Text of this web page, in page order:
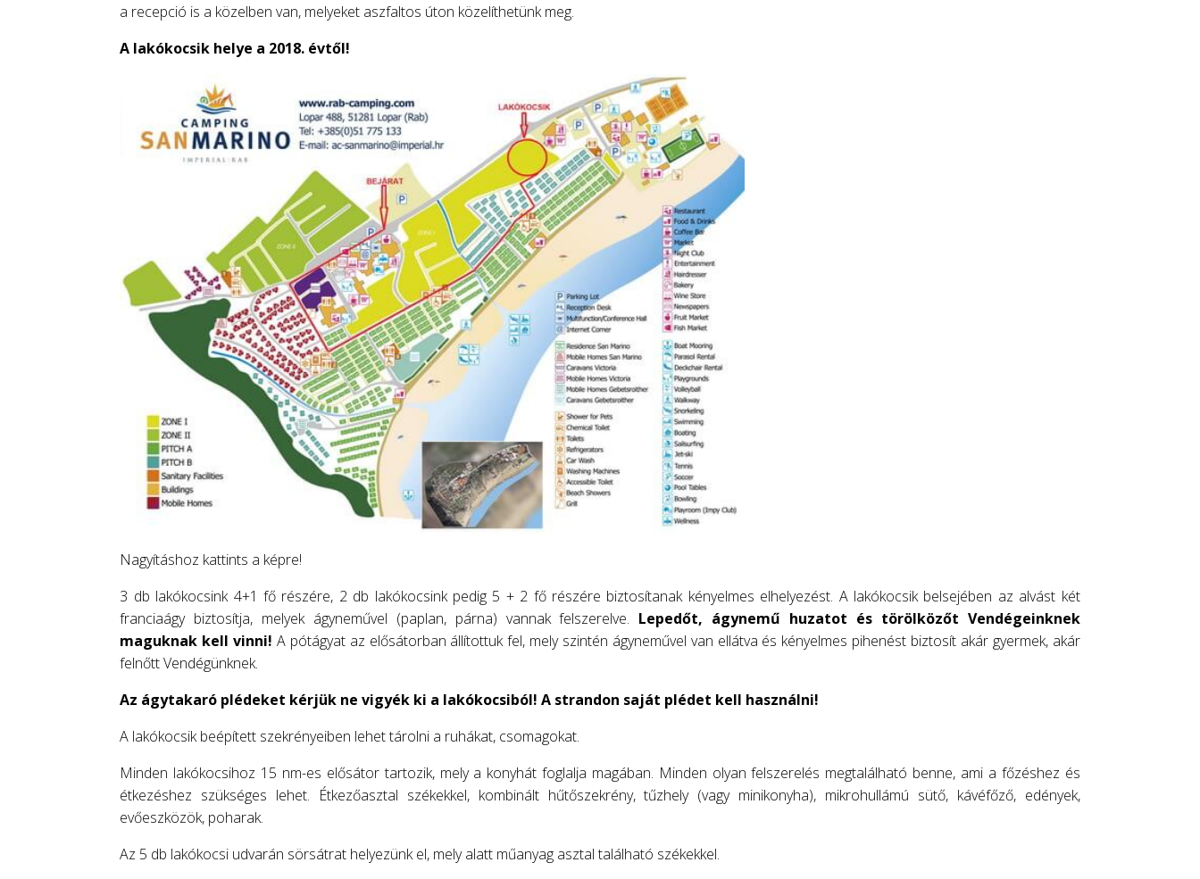
a recepció is a közelben van, melyeket aszfaltos úton közelíthetünk meg.
A lakókocsik helye a 2018. évtől!
Nagyításhoz kattints a képre!
3 db lakókocsink 4+1 fő részére, 2 db lakókocsink pedig 5 + 2 fő részére biztosítanak kényelmes elhelyezést. A lakókocsik belsejében az alvást két
franciaágy biztosítja, melyek ágyneművel (paplan, párna) vannak felszerelve. Lepedőt, ágynemű huzatot és törölközőt Vendégeinknek
maguknak kell vinni! A pótágyat az elősátorban állítottuk fel, mely szintén ágyneművel van ellátva és kényelmes pihenést biztosít akár gyermek, akár
felnőtt Vendégünknek.
Az ágytakaró plédeket kérjük ne vigyék ki a lakókocsiból! A strandon saját plédet kell használni!
A lakókocsik beépített szekrényeiben lehet tárolni a ruhákat, csomagokat.
Minden lakókocsihoz 15 nm-es elősátor tartozik, mely a konyhát foglalja magában. Minden olyan felszerelés megtalálható benne, ami a főzéshez és
étkezéshez szükséges lehet. Étkezőasztal székekkel, kombinált hűtőszekrény, tűzhely (vagy minikonyha), mikrohullámú sütő, kávéfőző, edények,
evőeszközök, poharak.
Az 5 db lakókocsi udvarán sörsátrat helyezünk el, mely alatt műanyag asztal található székekkel.